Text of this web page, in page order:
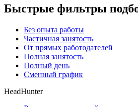
Быстрые фильтры
Без опыта работы
Частичная занятость
От прямых работодателей
Полная занятость
Полный день
Сменный график
HeadHunter